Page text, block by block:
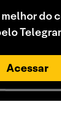
melhor do
Acessar